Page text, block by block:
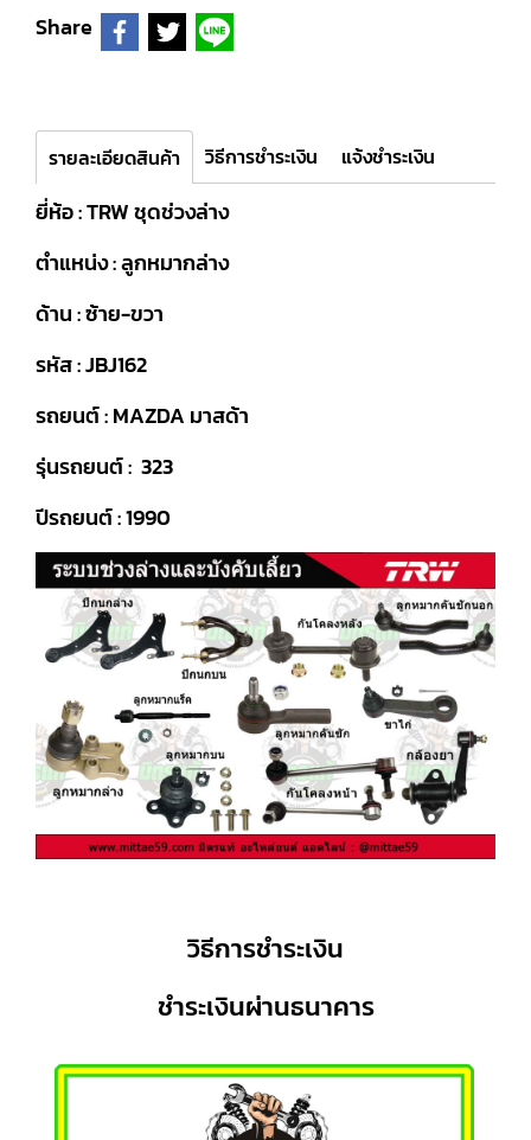
Share
รายละเอียดสินค้า วิธีการชำระเงิน แจ้งชำระเงิน
ยี่ห้อ : TRW ชุดช่วงล่าง
ตำแหน่ง : ลูกหมากล่าง
ด้าน : ซ้าย-ขวา
รหัส : JBJ162
รถยนต์ : MAZDA มาสด้า
รุ่นรถยนต์ : 323
ปีรถยนต์ : 1990
วิธีการชำระเงิน
ชำระเงินผ่านธนาคาร